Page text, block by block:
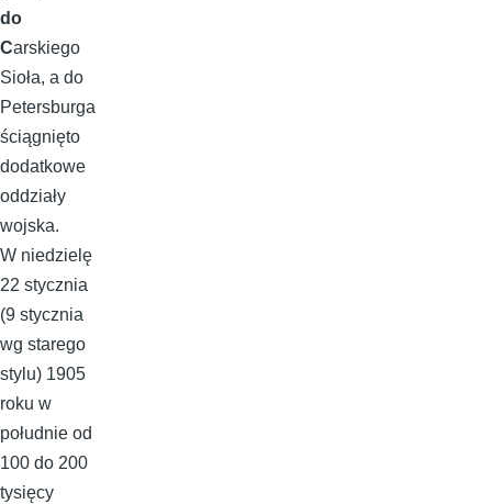
do
Carskiego
Sioła, a do
Petersburga
ściągnięto
dodatkowe
oddziały
wojska.
W niedzielę
22 stycznia
(9 stycznia
wg starego
stylu) 1905
roku w
południe od
100 do 200
tysięcy